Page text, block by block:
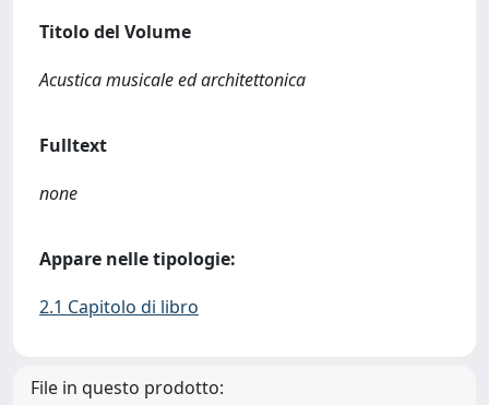
Titolo del Volume
Acustica musicale ed architettonica
Fulltext
none
Appare nelle tipologie:
2.1 Capitolo di libro
File in questo prodotto: